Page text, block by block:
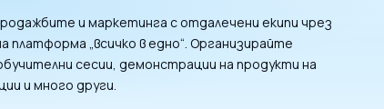
и маркетинга с отдалечени екипи чрез
платформа „всичко в едно“. Организирайте
сесии, демонстрации на продукти на
и много други.